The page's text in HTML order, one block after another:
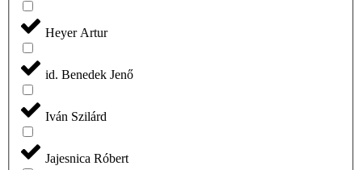
Heyer Artur
id. Benedek Jenő
Iván Szilárd
Jajesnica Róbert